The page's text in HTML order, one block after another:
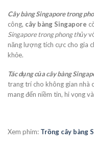
Cây bàng Singapore trong
công, cây bàng Singapore
Singapore trong phong thủy
năng lượng tích cực cho gia
khỏe.
Tác dụng của cây bàng
trang trí cho không gian nhà
mang đến niềm tin, hi vọng
Xem phim: Trồng cây bàng